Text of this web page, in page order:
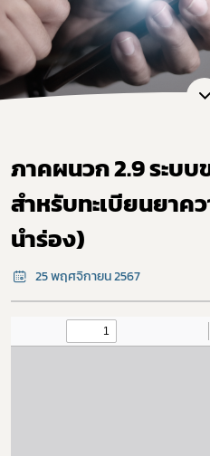
ภาคผนวก 2.9 ระบบ
สำหรับทะเบียนยาค
นำร่อง)
25 พฤศจิกายน 2567